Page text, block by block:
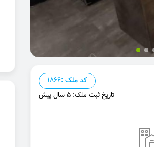
کد ملک :1866
تاریخ ثبت ملک: 5 سال پیش